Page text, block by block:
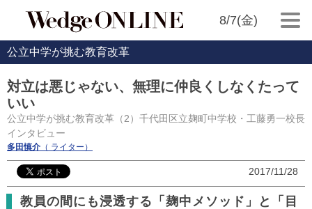
8/7(金)
公立中学が挑む教育改革
対立は悪じゃない、無理に仲良くしなくたって
いい
公立中学が挑む教育改革（2）千代田区立麹町中学校・工藤勇一校長
インタビュー
多田慎介 （ ライター）
2017/11/28
教員の間にも浸透する「麹中メソッド」と「目